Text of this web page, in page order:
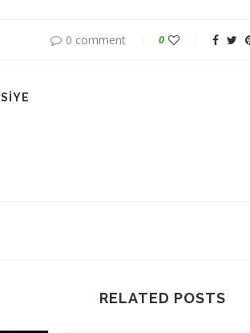
0 comment 0
RELATED POSTS